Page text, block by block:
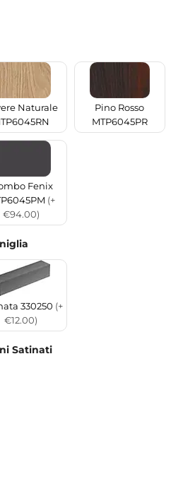
Naturale
Pino Rosso
MTP6045PR
Fenix
(+
€94.00)
330250 (+
€12.00)
Satinati